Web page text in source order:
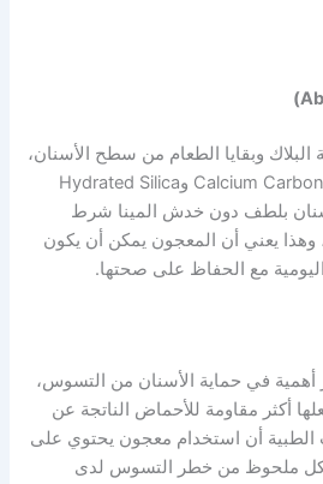
البلاك وبقايا الطعام من سطح الأسنان،
ومن أشهر هذه المواد Calcium Carbonate وHydrated Silica
بلطف دون خدش المينا شرط
يعني أن المعجون يمكن أن يكون
مع الحفاظ على صحتها.
أهمية في حماية الأسنان من التسوس،
أكثر مقاومة للأحماض الناتجة عن
الطبية أن استخدام معجون يحتوي على
بشكل ملحوظ من خطر التسوس لدى